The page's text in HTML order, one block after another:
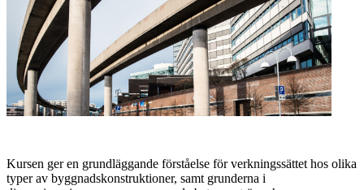
Kursen ger en grundläggande förståelse för verkningssättet hos olika
typer av byggnadskonstruktioner, samt grunderna i